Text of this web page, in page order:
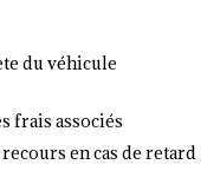
du véhicule
frais associés
en cas de retard